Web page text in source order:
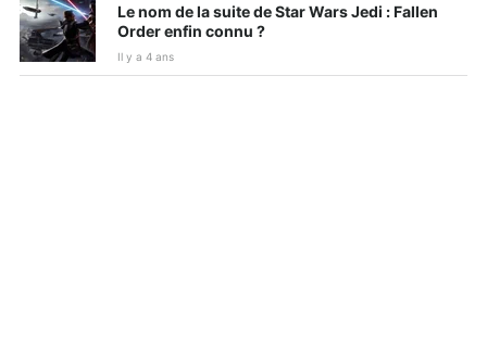
Le nom de la suite de Star Wars Jedi : Fallen
Order enfin connu ?
Il y a 4 ans